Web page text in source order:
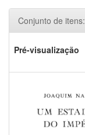
Conjunto de itens:
Pré-visualização